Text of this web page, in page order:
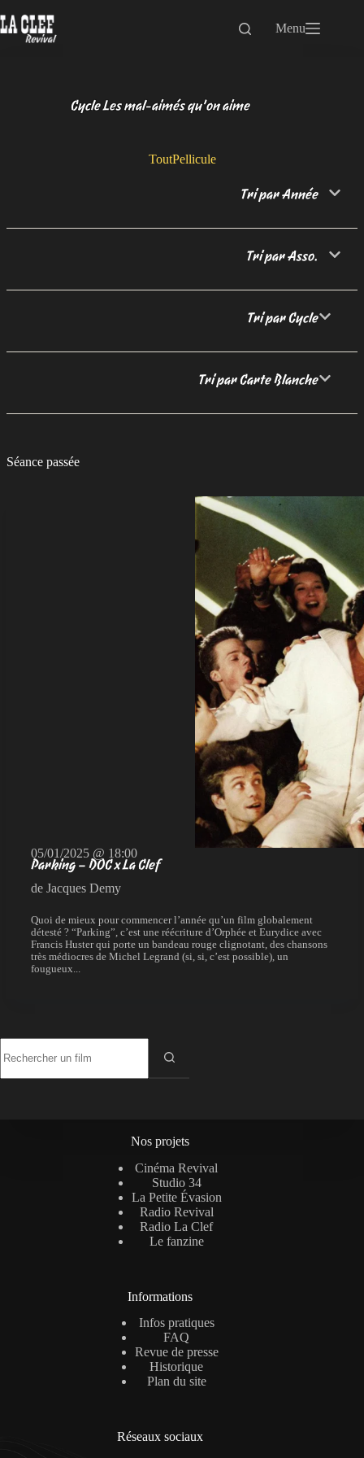
au
contenu
Menu
Cycle Les mal-aimés qu’on aime
ToutPellicule
Tri par Année
Tri par Asso.
Tri par Cycle
Tri par Carte Blanche
Séance passée
05/01/2025 @ 18:00
Parking – DOC x La Clef
de Jacques Demy
Quoi de mieux pour commencer l’année qu’un film globalement
détesté ? “Parking”, c’est une réécriture d’Orphée et Eurydice avec
Francis Huster qui porte un bandeau rouge clignotant, des chansons
très médiocres de Michel Legrand (si, si, c’est possible), un
fougueux...
résultat
Nos projets
Cinéma Revival
Studio 34
La Petite Évasion
Radio Revival
Radio La Clef
Le fanzine
Informations
Infos pratiques
FAQ
Revue de presse
Historique
Plan du site
Réseaux sociaux